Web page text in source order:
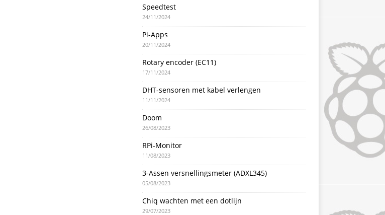
Speedtest
24/11/2024
Pi-Apps
20/11/2024
Rotary encoder (EC11)
17/11/2024
DHT-sensoren met kabel verlengen
11/11/2024
Doom
26/08/2023
RPi-Monitor
11/08/2023
3-Assen versnellingsmeter (ADXL345)
05/08/2023
Chiq wachten met een dotlijn
29/07/2023